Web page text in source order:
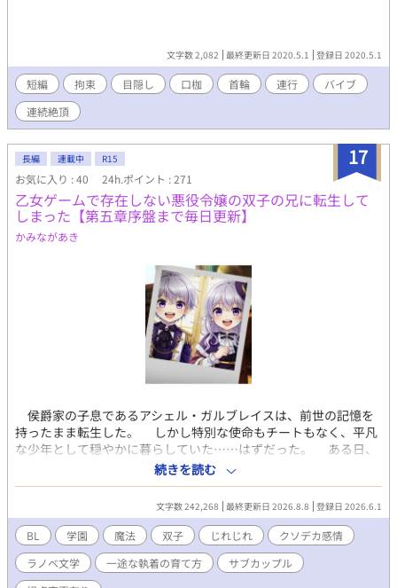
文字数 2,082 最終更新日 2020.5.1 登録日 2020.5.1
短編 拘束 目隠し 口枷 首輪 連行
バイブ
連続絶頂
17
長編 連載中 R15
お気に入り : 40 24h.ポイント : 271
乙女ゲームで存在しない悪役令嬢の双子の兄に転生して
しまった【第五章序盤まで毎日更新】
かみながあき
侯爵家の子息であるアシェル・ガルブレイスは、前世の記憶を
持ったまま転生した。 しかし特別な使命もチートもなく、平凡
な少年として穏やかに暮らしていた……はずだった。 ある日、
双子の妹アリシアが“破滅ルート確定の悪役令嬢”であり、 この
世界が、前世の妹が夢中になっていた乙女ゲームそのものだと気
付いてしまう。 しかも作中には―― 本来、兄である自分など
存在していなかった。 予定外の存在として生まれたアシェル
は、妹を救うために物語へ介入することを決意する。 だがその
途中で、彼の運命を大きく揺さぶる“ある人物”と出会い、 世界
の筋書きは静かに狂い始めていく。 これは、決められたシナリ
オの外側を歩む少年が、 たった一つの「想い」に辿り着くま
続きを読む
文字数 242,268 最終更新日 2026.8.8 登録日 2026.6.1
BL 学園 魔法 双子 じれじれ
クソデカ感情
ラノベ文学
一途な執着の育て方
サブカップル